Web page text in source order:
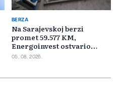
BERZA
Na Sarajevskoj berzi
promet 59.577 KM,
Energoinvest ostvario
najveći promet
05. 08. 2026.